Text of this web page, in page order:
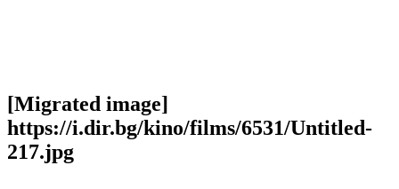
[Migrated image]
https://i.dir.bg/kino/films/6531/Untitled-
217.jpg